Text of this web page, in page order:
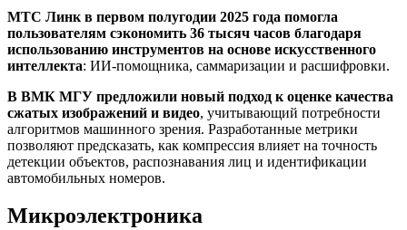
МТС Линк в первом полугодии 2025 года помогла
пользователям сэкономить 36 тысяч часов благодаря
использованию инструментов на основе искусственного
интеллекта: ИИ-помощника, саммаризации и расшифровки.
В ВМК МГУ предложили новый подход к оценке качества
сжатых изображений и видео, учитывающий потребности
алгоритмов машинного зрения. Разработанные метрики
позволяют предсказать, как компрессия влияет на точность
детекции объектов, распознавания лиц и идентификации
автомобильных номеров.
Микроэлектроника